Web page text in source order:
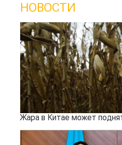
НОВОСТИ
Жара в Китае может